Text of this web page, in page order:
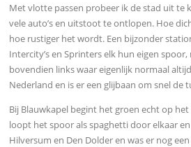
Met vlotte passen probeer ik de stad uit te
vele auto’s en uitstoot te ontlopen. Hoe
hoe rustiger het wordt. Een bijzonder
Intercity’s en Sprinters elk hun eigen spoor,
bovendien links waar eigenlijk normaal
Nederland en is er een glijbaan om snel de
Bij Blauwkapel begint het groen echt op
loopt het spoor als spaghetti door elkaar
Hilversum en Den Dolder en was er nog